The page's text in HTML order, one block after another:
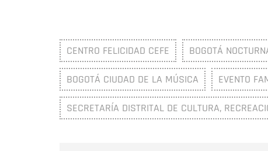
CENTRO FELICIDAD CEFE BOGOTÁ
BOGOTÁ CIUDAD DE LA MÚSICA EVENTO
SECRETARÍA DISTRITAL DE CULTURA,